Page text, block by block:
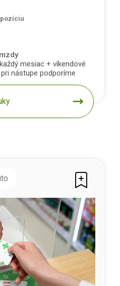
mesiac + víkendové
nástupe podporíme